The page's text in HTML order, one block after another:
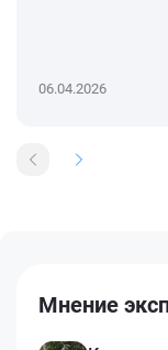
06.04.2026
Мнение